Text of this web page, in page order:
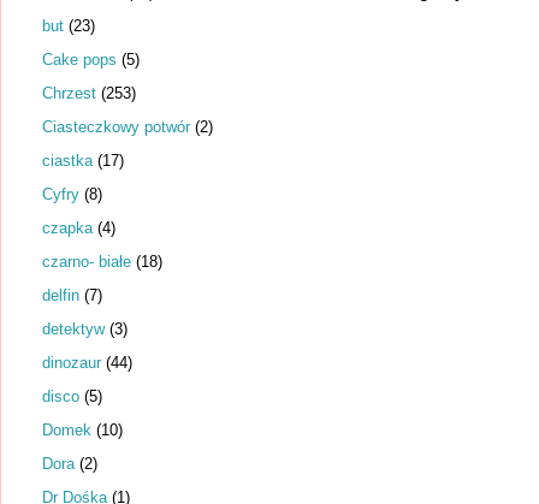
but (23)
Cake pops (5)
Chrzest (253)
Ciasteczkowy potwór (2)
ciastka (17)
Cyfry (8)
czapka (4)
czarno- białe (18)
delfin (7)
detektyw (3)
dinozaur (44)
disco (5)
Domek (10)
Dora (2)
Dr Dośka (1)